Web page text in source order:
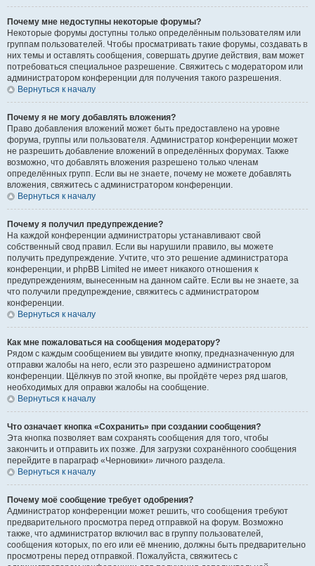
Почему мне недоступны некоторые форумы?
Некоторые форумы доступны только определённым пользователям или
группам пользователей. Чтобы просматривать такие форумы, создавать в
них темы и оставлять сообщения, совершать другие действия, вам может
потребоваться специальное разрешение. Свяжитесь с модератором или
администратором конференции для получения такого разрешения.
Вернуться к началу
Почему я не могу добавлять вложения?
Право добавления вложений может быть предоставлено на уровне
форума, группы или пользователя. Администратор конференции может
не разрешить добавление вложений в определённых форумах. Также
возможно, что добавлять вложения разрешено только членам
определённых групп. Если вы не знаете, почему не можете добавлять
вложения, свяжитесь с администратором конференции.
Вернуться к началу
Почему я получил предупреждение?
На каждой конференции администраторы устанавливают свой
собственный свод правил. Если вы нарушили правило, вы можете
получить предупреждение. Учтите, что это решение администратора
конференции, и phpBB Limited не имеет никакого отношения к
предупреждениям, вынесенным на данном сайте. Если вы не знаете, за
что получили предупреждение, свяжитесь с администратором
конференции.
Вернуться к началу
Как мне пожаловаться на сообщения модератору?
Рядом с каждым сообщением вы увидите кнопку, предназначенную для
отправки жалобы на него, если это разрешено администратором
конференции. Щёлкнув по этой кнопке, вы пройдёте через ряд шагов,
необходимых для оправки жалобы на сообщение.
Вернуться к началу
Что означает кнопка «Сохранить» при создании сообщения?
Эта кнопка позволяет вам сохранять сообщения для того, чтобы
закончить и отправить их позже. Для загрузки сохранённого сообщения
перейдите в параграф «Черновики» личного раздела.
Вернуться к началу
Почему моё сообщение требует одобрения?
Администратор конференции может решить, что сообщения требуют
предварительного просмотра перед отправкой на форум. Возможно
также, что администратор включил вас в группу пользователей,
сообщения которых, по его или её мнению, должны быть предварительно
просмотрены перед отправкой. Пожалуйста, свяжитесь с